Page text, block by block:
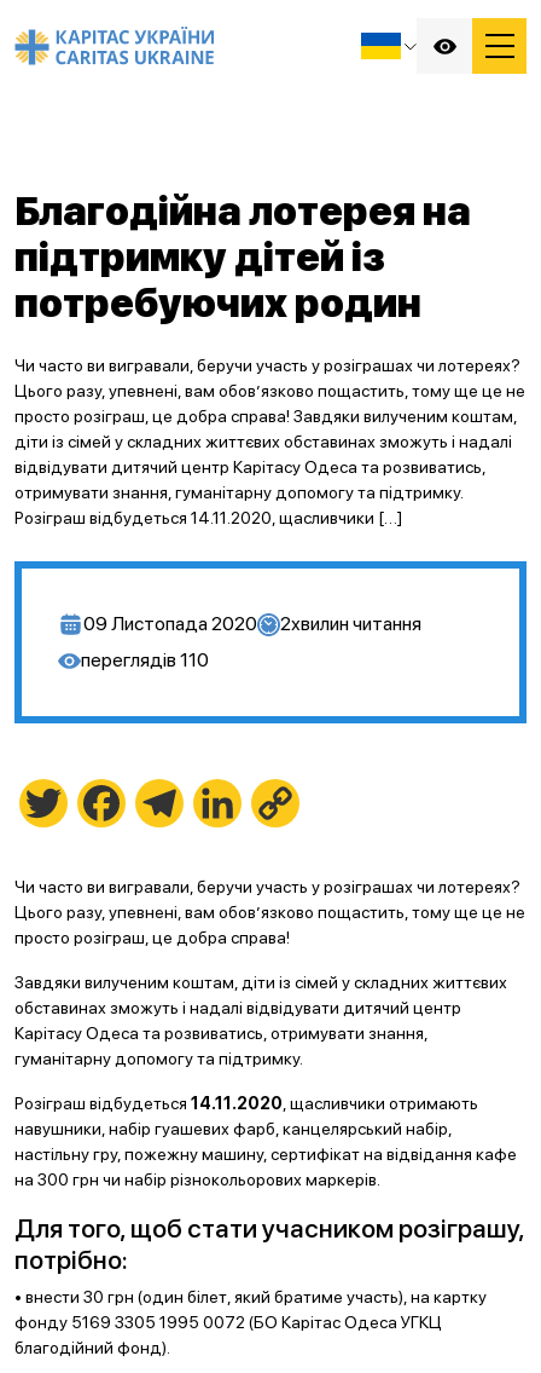
Благодійна лотерея на
підтримку дітей із
потребуючих родин
Чи часто ви вигравали, беручи участь у розіграшах чи лотереях?
Цього разу, упевнені, вам обов’язково пощастить, тому ще це не
просто розіграш, це добра справа! Завдяки вилученим коштам,
діти із сімей у складних життєвих обставинах зможуть і надалі
відвідувати дитячий центр Карітасу Одеса та розвиватись,
отримувати знання, гуманітарну допомогу та підтримку.
Розіграш відбудеться 14.11.2020, щасливчики […]
09 Листопада 2020 2хвилин читання
переглядів 110
Twitter FacebookTelegramLinkedIn
Чи часто ви вигравали, беручи участь у розіграшах чи лотереях?
Цього разу, упевнені, вам обов’язково пощастить, тому ще це не
просто розіграш, це добра справа!
Завдяки вилученим коштам, діти із сімей у складних життєвих
обставинах зможуть і надалі відвідувати дитячий центр
Карітасу Одеса та розвиватись, отримувати знання,
гуманітарну допомогу та підтримку.
Розіграш відбудеться 14.11.2020 , щасливчики отримають
навушники, набір гуашевих фарб, канцелярський набір,
настільну гру, пожежну машину, сертифікат на відвідання кафе
на 300 грн чи набір різнокольорових маркерів.
Для того, щоб стати учасником розіграшу,
потрібно:
• внести 30 грн (один білет, який братиме участь), на картку
фонду 5169 3305 1995 0072 (БО Карітас Одеса УГКЦ
благодійний фонд).